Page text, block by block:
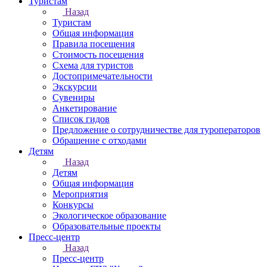
Назад
Туристам
Общая информация
Правила посещения
Стоимость посещения
Схема для туристов
Достопримечательности
Экскурсии
Сувениры
Анкетирование
Список гидов
Предложение о сотрудничестве для туроператоров
Обращение с отходами
Детям
Назад
Детям
Общая информация
Мероприятия
Конкурсы
Экологическое образование
Образовательные проекты
Пресс-центр
Назад
Пресс-центр